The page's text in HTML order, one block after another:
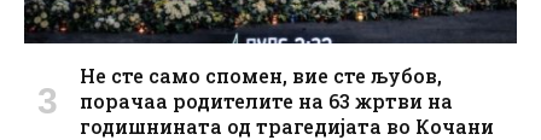
Не сте само спомен, вие сте љубов,
порачаа родителите на 63 жртви на
годишнината од трагедијата во Кочани